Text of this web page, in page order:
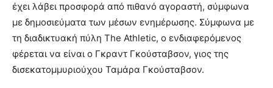
έχει λάβει προσφορά από πιθανό αγοραστή, σύμφωνα
με δημοσιεύματα των μέσων ενημέρωσης. Σύμφωνα με
τη διαδικτυακή πύλη The Athletic, ο ενδιαφερόμενος
φέρεται να είναι ο Γκραντ Γκούσταβσον, γιος της
δισεκατομμυριούχου Ταμάρα Γκούσταβσον.